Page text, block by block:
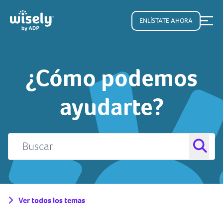
ENLÍSTATE AHORA
¿Cómo podemos
ayudarte?
Ver todos los temas